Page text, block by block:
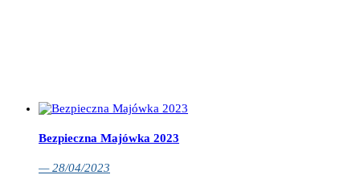
Bezpieczna Majówka 2023
— 28/04/2023